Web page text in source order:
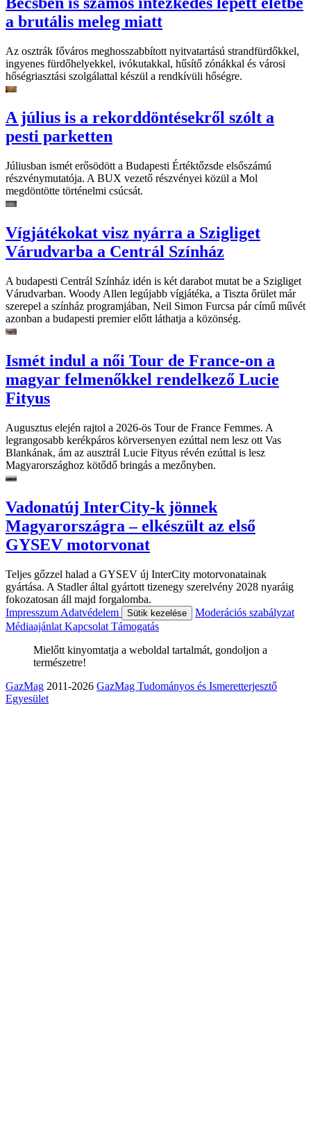
a brutális meleg miatt
Az osztrák főváros meghosszabbított nyitvatartású strandfürdőkkel,
ingyenes fürdőhelyekkel, ivókutakkal, hűsítő zónákkal és városi
hőségriasztási szolgálattal készül a rendkívüli hőségre.
A július is a rekorddöntésekről szólt a
pesti parketten
Júliusban ismét erősödött a Budapesti Értéktőzsde elsőszámú
részvénymutatója. A BUX vezető részvényei közül a Mol
megdöntötte történelmi csúcsát.
Vígjátékokat visz nyárra a Szigliget
Várudvarba a Centrál Színház
A budapesti Centrál Színház idén is két darabot mutat be a Szigliget
Várudvarban. Woody Allen legújabb vígjátéka, a Tiszta őrület már
szerepel a színház programjában, Neil Simon Furcsa pár című művét
azonban a budapesti premier előtt láthatja a közönség.
Ismét indul a női Tour de France-on a
magyar felmenőkkel rendelkező Lucie
Fityus
Augusztus elején rajtol a 2026-ös Tour de France Femmes. A
legrangosabb kerékpáros körversenyen ezúttal nem lesz ott Vas
Blankának, ám az ausztrál Lucie Fityus révén ezúttal is lesz
Magyarországhoz kötődő bringás a mezőnyben.
Vadonatúj InterCity-k jönnek
Magyarországra – elkészült az első
GYSEV motorvonat
Teljes gőzzel halad a GYSEV új InterCity motorvonatainak
gyártása. A Stadler által gyártott tizenegy szerelvény 2028 nyaráig
fokozatosan áll majd forgalomba.
Impresszum Adatvédelem Sütik kezelése
Moderációs szabályzat
Médiaajánlat Kapcsolat Támogatás
Mielőtt kinyomtatja a weboldal tartalmát, gondoljon a
természetre!
GazMag 2011-2026 GazMag Tudományos és Ismeretterjesztő
Egyesület